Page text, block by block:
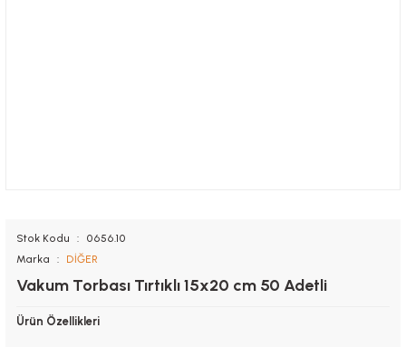
Stok Kodu
0656.10
Marka
DİĞER
Vakum Torbası Tırtıklı 15x20 cm 50 Adetli
Ürün Özellikleri